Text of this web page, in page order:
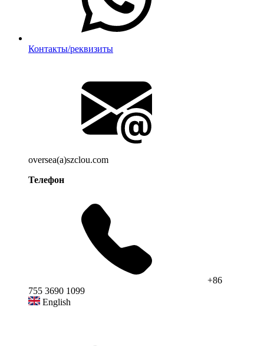
Контакты/реквизиты
oversea(a)szclou.com
Телефон
+86
755 3690 1099
English